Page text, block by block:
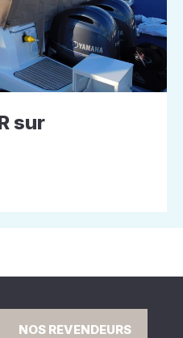
sur
NOS REVENDEURS